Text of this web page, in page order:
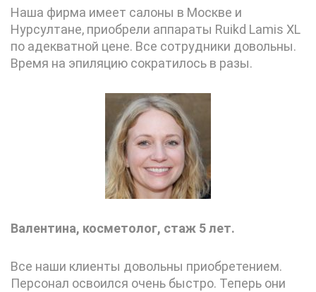
Наша фирма имеет салоны в Москве и
Нурсултане, приобрели аппараты Ruikd Lamis XL
по адекватной цене. Все сотрудники довольны.
Время на эпиляцию сократилось в разы.
Валентина, косметолог, стаж 5 лет.
Все наши клиенты довольны приобретением.
Персонал освоился очень быстро. Теперь они